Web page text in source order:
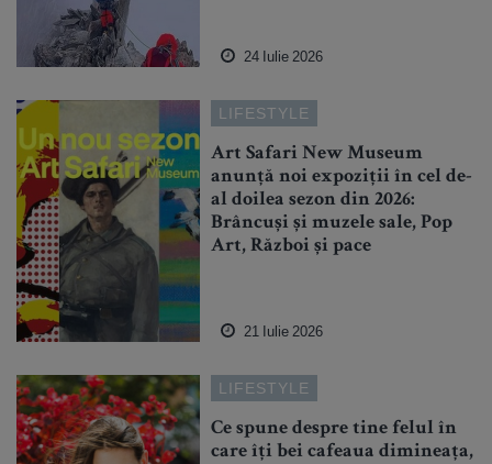
24 Iulie 2026
LIFESTYLE
Art Safari New Museum
anunță noi expoziții în cel de-
al doilea sezon din 2026:
Brâncuși și muzele sale, Pop
Art, Război și pace
21 Iulie 2026
LIFESTYLE
Ce spune despre tine felul în
care îți bei cafeaua dimineața,